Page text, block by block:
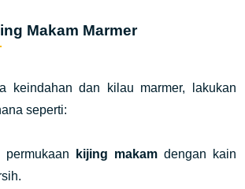
Makam Marmer
keindahan dan kilau marmer, lakukan
seperti:
permukaan kijing makamdengan kain